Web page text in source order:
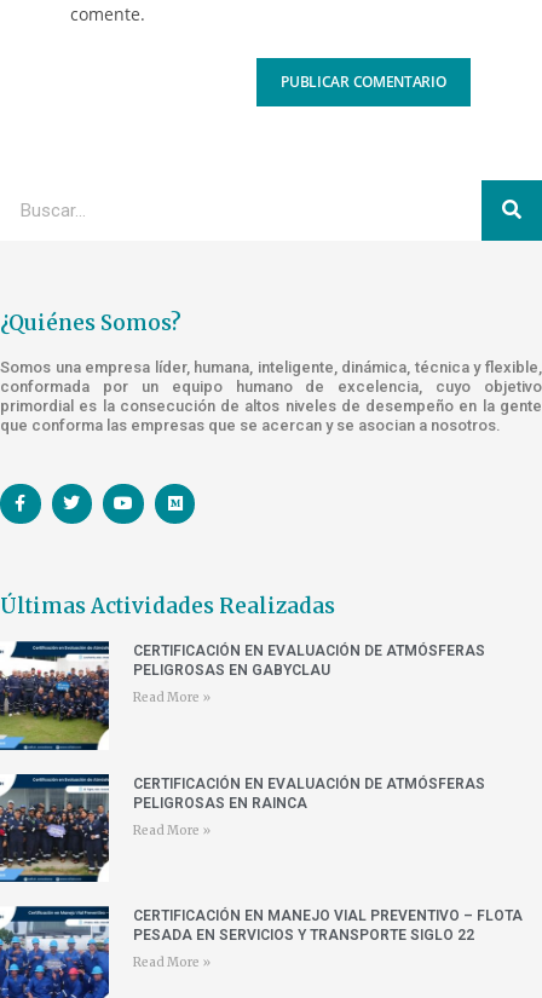
comente.
¿Quiénes Somos?
Somos una empresa líder, humana, inteligente, dinámica, técnica y flexible,
conformada por un equipo humano de excelencia, cuyo objetivo
primordial es la consecución de altos niveles de desempeño en la gente
que conforma las empresas que se acercan y se asocian a nosotros.
Últimas Actividades Realizadas
CERTIFICACIÓN EN EVALUACIÓN DE ATMÓSFERAS
PELIGROSAS EN GABYCLAU
Read More »
CERTIFICACIÓN EN EVALUACIÓN DE ATMÓSFERAS
PELIGROSAS EN RAINCA
Read More »
CERTIFICACIÓN EN MANEJO VIAL PREVENTIVO – FLOTA
PESADA EN SERVICIOS Y TRANSPORTE SIGLO 22
Read More »